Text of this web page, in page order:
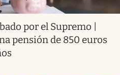
por el Supremo |
pensión de 850 euros